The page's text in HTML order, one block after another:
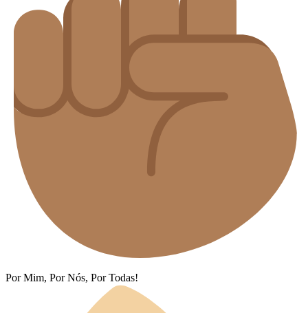
Por Mim, Por Nós, Por Todas!